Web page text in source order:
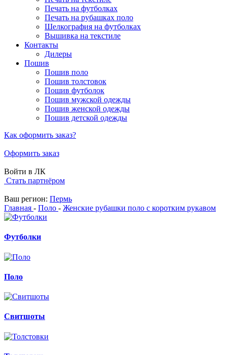
Печать на футболках
Печать на рубашках поло
Шелкография на футболках
Вышивка на текстиле
Контакты
Дилеры
Пошив
Пошив поло
Пошив толстовок
Пошив футболок
Пошив мужской одежды
Пошив женской одежды
Пошив детской одежды
Как оформить заказ?
Оформить заказ
Войти в ЛК
Стать партнёром
Ваш регион: Пермь
Главная - Поло - Женские рубашки поло с коротким рукавом
Футболки
Поло
Свитшоты